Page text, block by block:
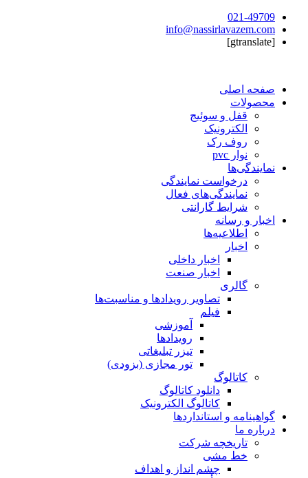
021-49709
info@nassirlavazem.com
[gtranslate]
صفحه اصلی
محصولات
قفل و سوئیج
الکترونیک
روف رک
نوار pvc
نمایندگی‌ها
درخواست نمایندگی
نمایندگی‌های فعال
شرایط گارانتی
اخبار و رسانه
اطلاعیه‌ها
اخبار
اخبار داخلی
اخبار صنعت
گالری
تصاویر رویدادها و مناسبت‌ها
فیلم
آموزشی
رویدادها
تیزر تبلیغاتی
تور مجازی (بزودی)
کاتالوگ
دانلود کاتالوگ
کاتالوگ الکترونیک
گواهینامه و استانداردها
درباره ما
تاریخچه شرکت
خط مشی
چشم انداز و اهداف